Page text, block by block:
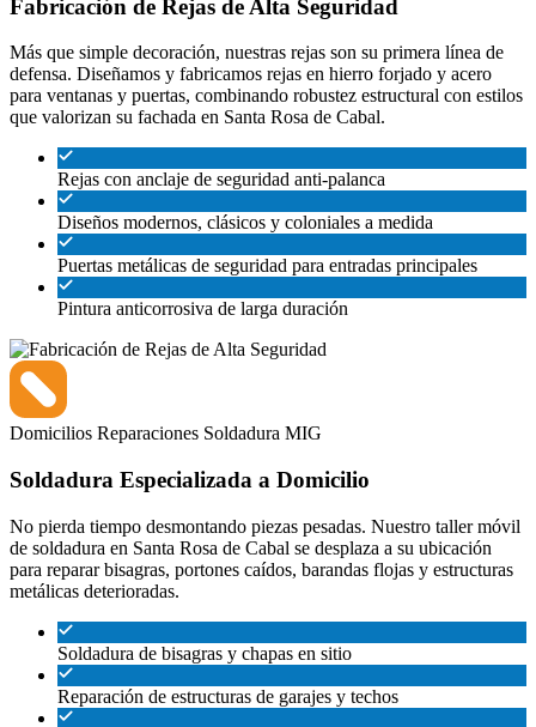
Fabricación de Rejas de Alta Seguridad
Más que simple decoración, nuestras rejas son su primera línea de
defensa. Diseñamos y fabricamos rejas en hierro forjado y acero
para ventanas y puertas, combinando robustez estructural con estilos
que valorizan su fachada en Santa Rosa de Cabal.
Rejas con anclaje de seguridad anti-palanca
Diseños modernos, clásicos y coloniales a medida
Puertas metálicas de seguridad para entradas principales
Pintura anticorrosiva de larga duración
Domicilios Reparaciones Soldadura MIG
Soldadura Especializada a Domicilio
No pierda tiempo desmontando piezas pesadas. Nuestro taller móvil
de soldadura en Santa Rosa de Cabal se desplaza a su ubicación
para reparar bisagras, portones caídos, barandas flojas y estructuras
metálicas deterioradas.
Soldadura de bisagras y chapas en sitio
Reparación de estructuras de garajes y techos